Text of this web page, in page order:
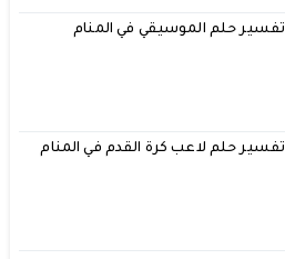
تفسير حلم الموسيقي في المنام
تفسير حلم لاعب كرة القدم في المنام